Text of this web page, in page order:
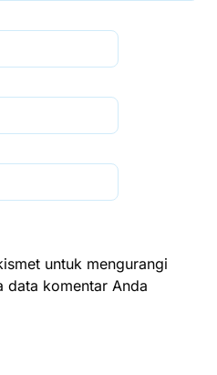
untuk mengurangi
data komentar Anda